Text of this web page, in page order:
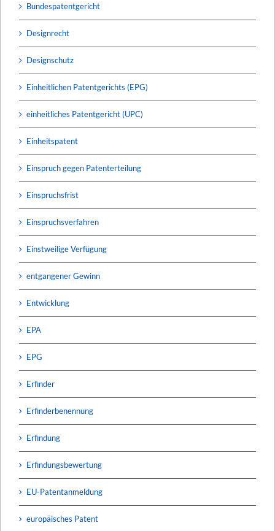
Bundespatentgericht
Designrecht
Designschutz
Einheitlichen Patentgerichts (EPG)
einheitliches Patentgericht (UPC)
Einheitspatent
Einspruch gegen Patenterteilung
Einspruchsfrist
Einspruchsverfahren
Einstweilige Verfügung
entgangener Gewinn
Entwicklung
EPA
EPG
Erfinder
Erfinderbenennung
Erfindung
Erfindungsbewertung
EU-Patentanmeldung
europäisches Patent